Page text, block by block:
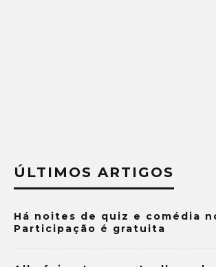
ÚLTIMOS ARTIGOS
Há noites de quiz e comédia
Participação é gratuita